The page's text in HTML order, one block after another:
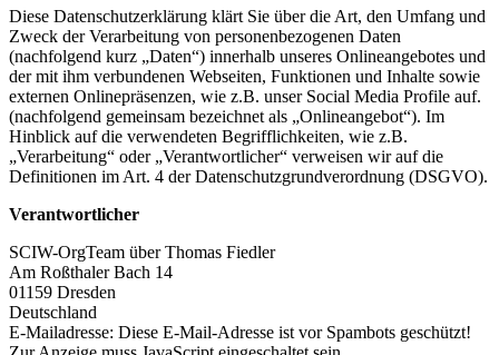
Diese Datenschutzerklärung klärt Sie über die Art, den Umfang und
Zweck der Verarbeitung von personenbezogenen Daten
(nachfolgend kurz „Daten“) innerhalb unseres Onlineangebotes und
der mit ihm verbundenen Webseiten, Funktionen und Inhalte sowie
externen Onlinepräsenzen, wie z.B. unser Social Media Profile auf.
(nachfolgend gemeinsam bezeichnet als „Onlineangebot“). Im
Hinblick auf die verwendeten Begrifflichkeiten, wie z.B.
„Verarbeitung“ oder „Verantwortlicher“ verweisen wir auf die
Definitionen im Art. 4 der Datenschutzgrundverordnung (DSGVO).
Verantwortlicher
SCIW-OrgTeam über Thomas Fiedler
Am Roßthaler Bach 14
01159 Dresden
Deutschland
E-Mailadresse: Diese E-Mail-Adresse ist vor Spambots geschützt!